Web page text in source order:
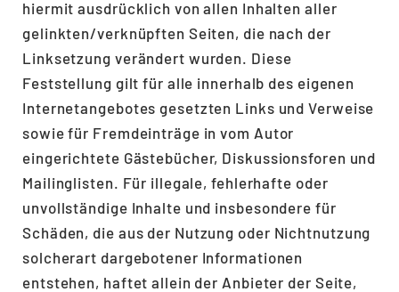
hiermit ausdrücklich von allen Inhalten aller
gelinkten/verknüpften Seiten, die nach der
Linksetzung verändert wurden. Diese
Feststellung gilt für alle innerhalb des eigenen
Internetangebotes gesetzten Links und Verweise
sowie für Fremdeinträge in vom Autor
eingerichtete Gästebücher, Diskussionsforen und
Mailinglisten. Für illegale, fehlerhafte oder
unvollständige Inhalte und insbesondere für
Schäden, die aus der Nutzung oder Nichtnutzung
solcherart dargebotener Informationen
entstehen, haftet allein der Anbieter der Seite,